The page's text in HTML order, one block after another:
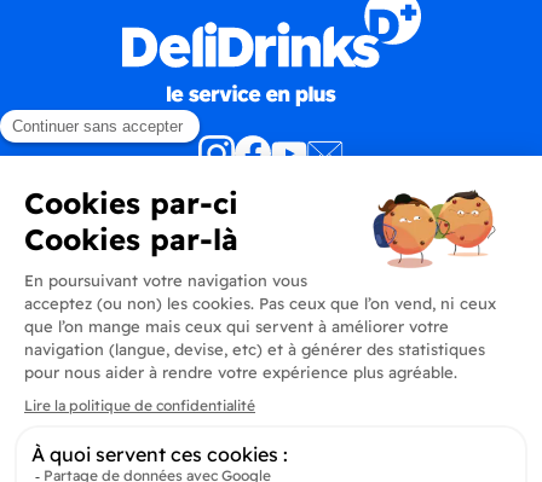
Produits
En savoir plus
Informations